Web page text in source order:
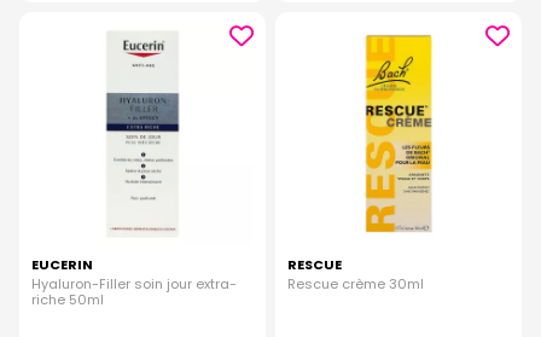
EUCERIN
Hyaluron-Filler soin jour extra-
riche 50ml
RESCUE
Rescue crème 30ml